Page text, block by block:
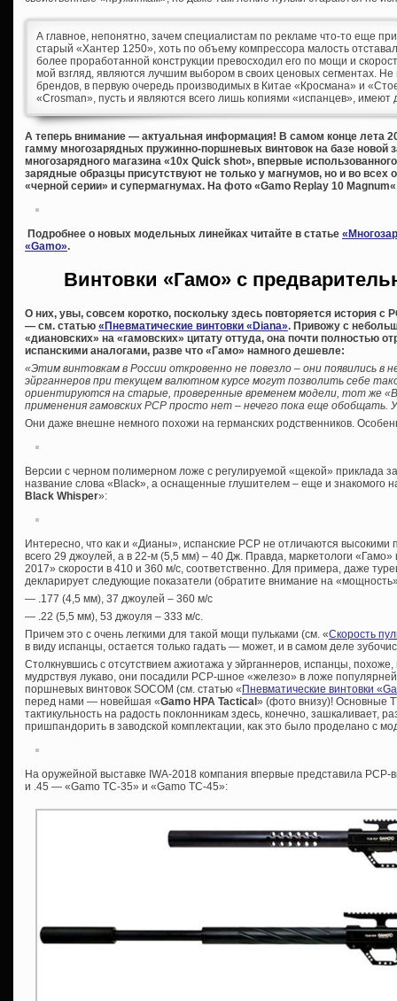
А главное, непонятно, зачем специалистам по рекламе что-то еще
старый «Хантер 1250», хоть по объему компрессора малость
более проработанной конструкции превосходил его по мощи и
мой взгляд, являются лучшим выбором в своих ценовых сегментах.
брендов, в первую очередь производимых в Китае «Кросмана» и
«Crosman», пусть и являются всего лишь копиями «испанцев», имеют
А теперь внимание — актуальная информация! В самом конце лета
гамму многозарядных пружинно-поршневых винтовок на базе новой
многозарядного магазина «10x Quick shot», впервые
зарядные образцы присутствуют не только у магнумов, но и во
«черной серии» и супермагнумах. На фото «Gamo Replay 10
Подробнее о новых модельных линейках читайте в статье
«Gamo».
Винтовки «Гамо» с
О них, увы, совсем коротко, поскольку здесь повторяется история с
— см. статью «Пневматические винтовки «Diana». Привожу с
«диановских» на «гамовских» цитату оттуда, она почти полностью
испанскими аналогами, разве что «Гамо» намного дешевле:
«Этим винтовкам в России откровенно не повезло – они появились в
эйрганнеров при текущем валютном курсе могут позволить себе
ориентируются на старые, проверенные временем модели, тот же
применения гамовских PCP просто нет – нечего пока еще обобщать.
Они даже внешне немного похожи на германских родственников.
Версии с черном полимерном ложе с регулируемой «щекой» приклада
название слова «Black», а оснащенные глушителем – еще и знакомого
Black Whisper»:
Интересно, что как и «Дианы», испанские PCP не отличаются высокими
всего 29 джоулей, а в 22-м (5,5 мм) – 40 Дж. Правда, маркетологи «Гамо»
2017» скорости в 410 и 360 м/с, соответственно. Для примера, даже
декларирует следующие показатели (обратите внимание на
— .177 (4,5 мм), 37 джоулей – 360 м/с
— .22 (5,5 мм), 53 джоуля – 333 м/с.
Причем это с очень легкими для такой мощи пульками (см. «Скорость
в виду испанцы, остается только гадать — может, и в самом деле
Столкнувшись с отсутствием ажиотажа у эйрганнеров, испанцы,
мудрствуя лукаво, они посадили PCP-шное «железо» в ложе
поршневых винтовок SOCOM (см. статью « Пневматические винтовки
перед нами — новейшая «Gamo HPA Tactical » (фото внизу)! Основные
тактикульность на радость поклонникам здесь, конечно, зашкаливает,
пришпандорить в заводской комплектации, как это было проделано с
На оружейной выставке IWA-2018 компания впервые представила PCP-
и .45 — «Gamo TC-35» и «Gamo TC-45»: